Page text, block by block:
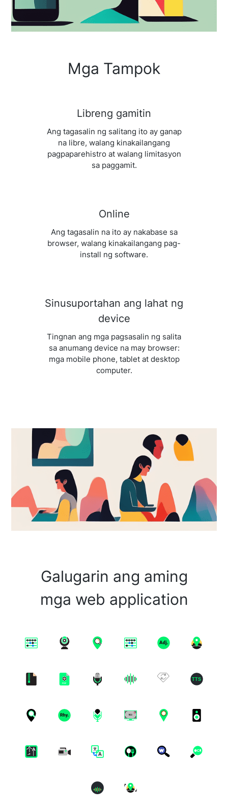
Mga Tampok
Libreng gamitin
Ang tagasalin ng salitang ito ay ganap
na libre, walang kinakailangang
pagpaparehistro at walang limitasyon
sa paggamit.
Online
Ang tagasalin na ito ay nakabase sa
browser, walang kinakailangang pag-
install ng software.
Sinusuportahan ang lahat ng
device
Tingnan ang mga pagsasalin ng salita
sa anumang device na may browser:
mga mobile phone, tablet at desktop
computer.
Galugarin ang aming
mga web application